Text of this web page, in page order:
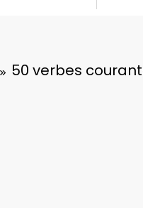
50 verbes